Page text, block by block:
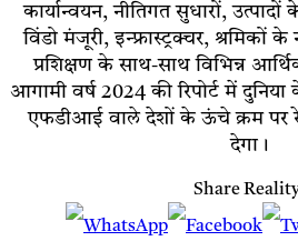
कार्यान्वयन, नीतिगत सुधारों,
विंडो मंजूरी, इन्फ्रास्ट्रक्चर, श्रमिकों
प्रशिक्षण के साथ-साथ विभिन्न
आगामी वर्ष 2024 की रिपोर्ट में
एफडीआई वाले देशों के ऊंचे क्रम पर
देगा।
Share